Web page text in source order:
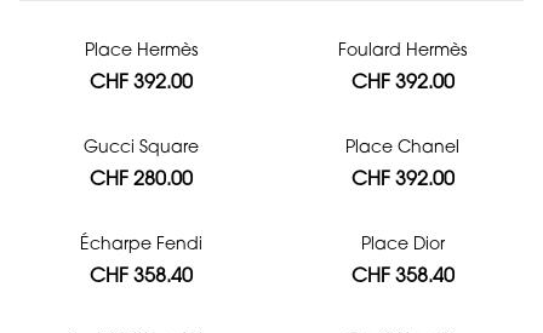
Place Hermès
CHF 392.00
Foulard Hermès
CHF 392.00
Gucci Square
CHF 280.00
Place Chanel
CHF 392.00
Écharpe Fendi
CHF 358.40
Place Dior
CHF 358.40